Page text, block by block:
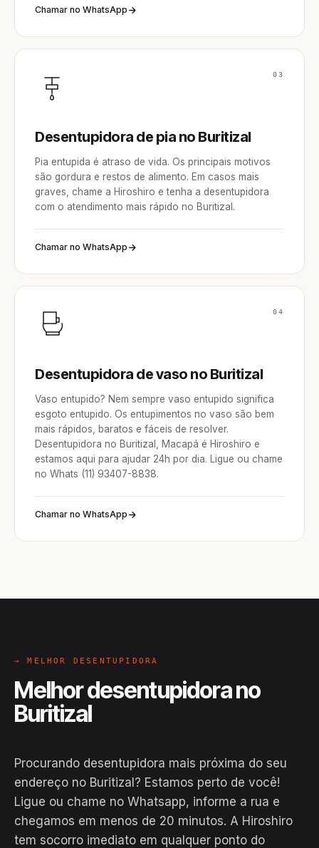
Chamar no WhatsApp
03
Desentupidora de pia no Buritizal
Pia entupida é atraso de vida. Os principais motivos
são gordura e restos de alimento. Em casos mais
graves, chame a Hiroshiro e tenha a desentupidora
com o atendimento mais rápido no Buritizal.
Chamar no WhatsApp
04
Desentupidora de vaso no Buritizal
Vaso entupido? Nem sempre vaso entupido significa
esgoto entupido. Os entupimentos no vaso são bem
mais rápidos, baratos e fáceis de resolver.
Desentupidora no Buritizal, Macapá é Hiroshiro e
estamos aqui para ajudar 24h por dia. Ligue ou chame
no Whats (11) 93407-8838.
Chamar no WhatsApp
→ MELHOR DESENTUPIDORA
Melhor desentupidora no
Buritizal
Procurando desentupidora mais próxima do seu
endereço no Buritizal? Estamos perto de você!
Ligue ou chame no Whatsapp, informe a rua e
chegamos em menos de 20 minutos. A Hiroshiro
tem socorro imediato em qualquer ponto do